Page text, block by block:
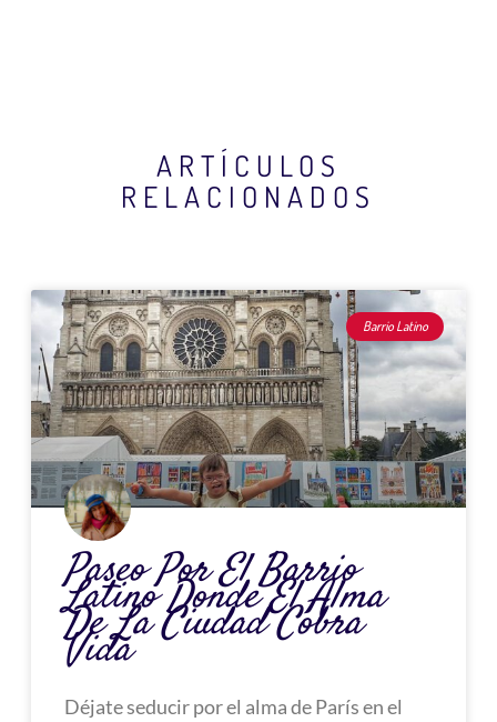
ARTÍCULOS
RELACIONADOS
Barrio Latino
Paseo Por El Barrio
Latino Donde El Alma
De La Ciudad Cobra
Vida
Déjate seducir por el alma de París en el
Página
Página
Página
Página
Página